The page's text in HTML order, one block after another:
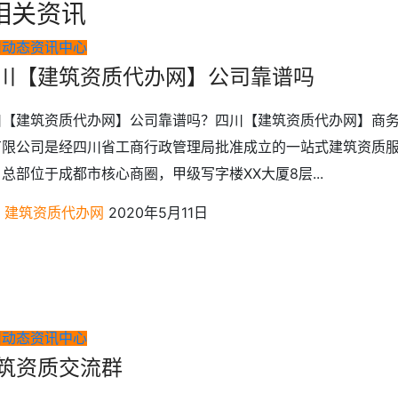
关资讯
态资讯中心
【建筑资质代办网】公司靠谱吗
建筑资质代办网】公司靠谱吗？四川【建筑资质代办网】商
公司是经四川省工商行政管理局批准成立的一站式建筑资质
部位于成都市核心商圈，甲级写字楼XX大厦8层...
建筑资质代办网 2020年5月11日
态资讯中心
资质交流群